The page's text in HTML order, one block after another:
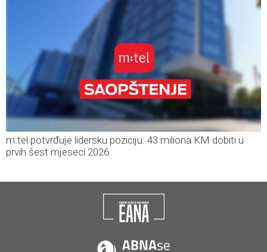
m:tel potvrđuje lidersku poziciju: 43 miliona KM dobiti u
prvih šest mjeseci 2026.